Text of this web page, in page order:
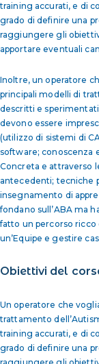
training accurati, e di
grado di definire una
raggiungere gli
apportare eventuali
Inoltre, un operatore
principali modelli di
descritti e
devono essere
(utilizzo di sistemi di
software; conoscenza
Concreta e attraverso
antecedenti; tecniche
insegnamento di
fondano sull’ABA ma
fatto un percorso ricco
un’Equipe e gestire
Obiettivi del
Un operatore che
trattamento
training accurati, e di
grado di definire una